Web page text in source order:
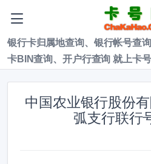
银行卡归属地查询、银行帐号查
卡BIN查询、开户行查询 就上卡
中国农业银行股份
弧支行联行